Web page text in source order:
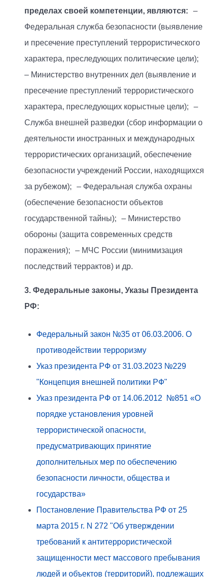
пределах своей компетенции, являются: –
Федеральная служба безопасности (выявление
и пресечение преступлений террористического
характера, преследующих политические цели);
– Министерство внутренних дел (выявление и
пресечение преступлений террористического
характера, преследующих корыстные цели); –
Служба внешней разведки (сбор информации о
деятельности иностранных и международных
террористических организаций, обеспечение
безопасности учреждений России, находящихся
за рубежом); – Федеральная служба охраны
(обеспечение безопасности объектов
государственной тайны); – Министерство
обороны (защита современных средств
поражения); – МЧС России (минимизация
последствий террактов) и др.
3. Федеральные законы, Указы Президента
РФ:
Федеральный закон №35 от 06.03.2006. О
противодействии терроризму
Указ президента РФ от 31.03.2023 №229
"Концепция внешней политики РФ"
Указ президента РФ от 14.06.2012 №851 «О
порядке установления уровней
террористической опасности,
предусматривающих принятие
дополнительных мер по обеспечению
безопасности личности, общества и
государства»
Постановление Правительства РФ от 25
марта 2015 г. N 272 "Об утверждении
требований к антитеррористической
защищенности мест массового пребывания
людей и объектов (территорий), подлежащих